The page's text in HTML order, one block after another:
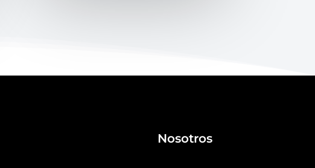
Nosotros